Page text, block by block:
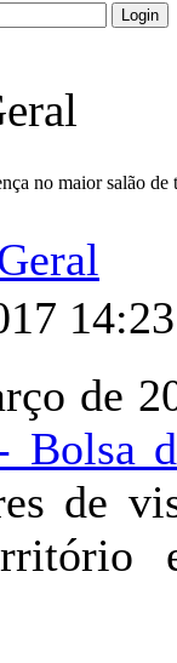
no maior salão de
14:23
de
Bolsa
de